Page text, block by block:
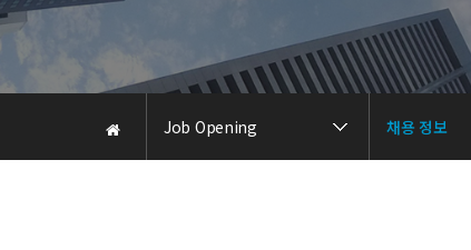
Job Opening 채용 정보